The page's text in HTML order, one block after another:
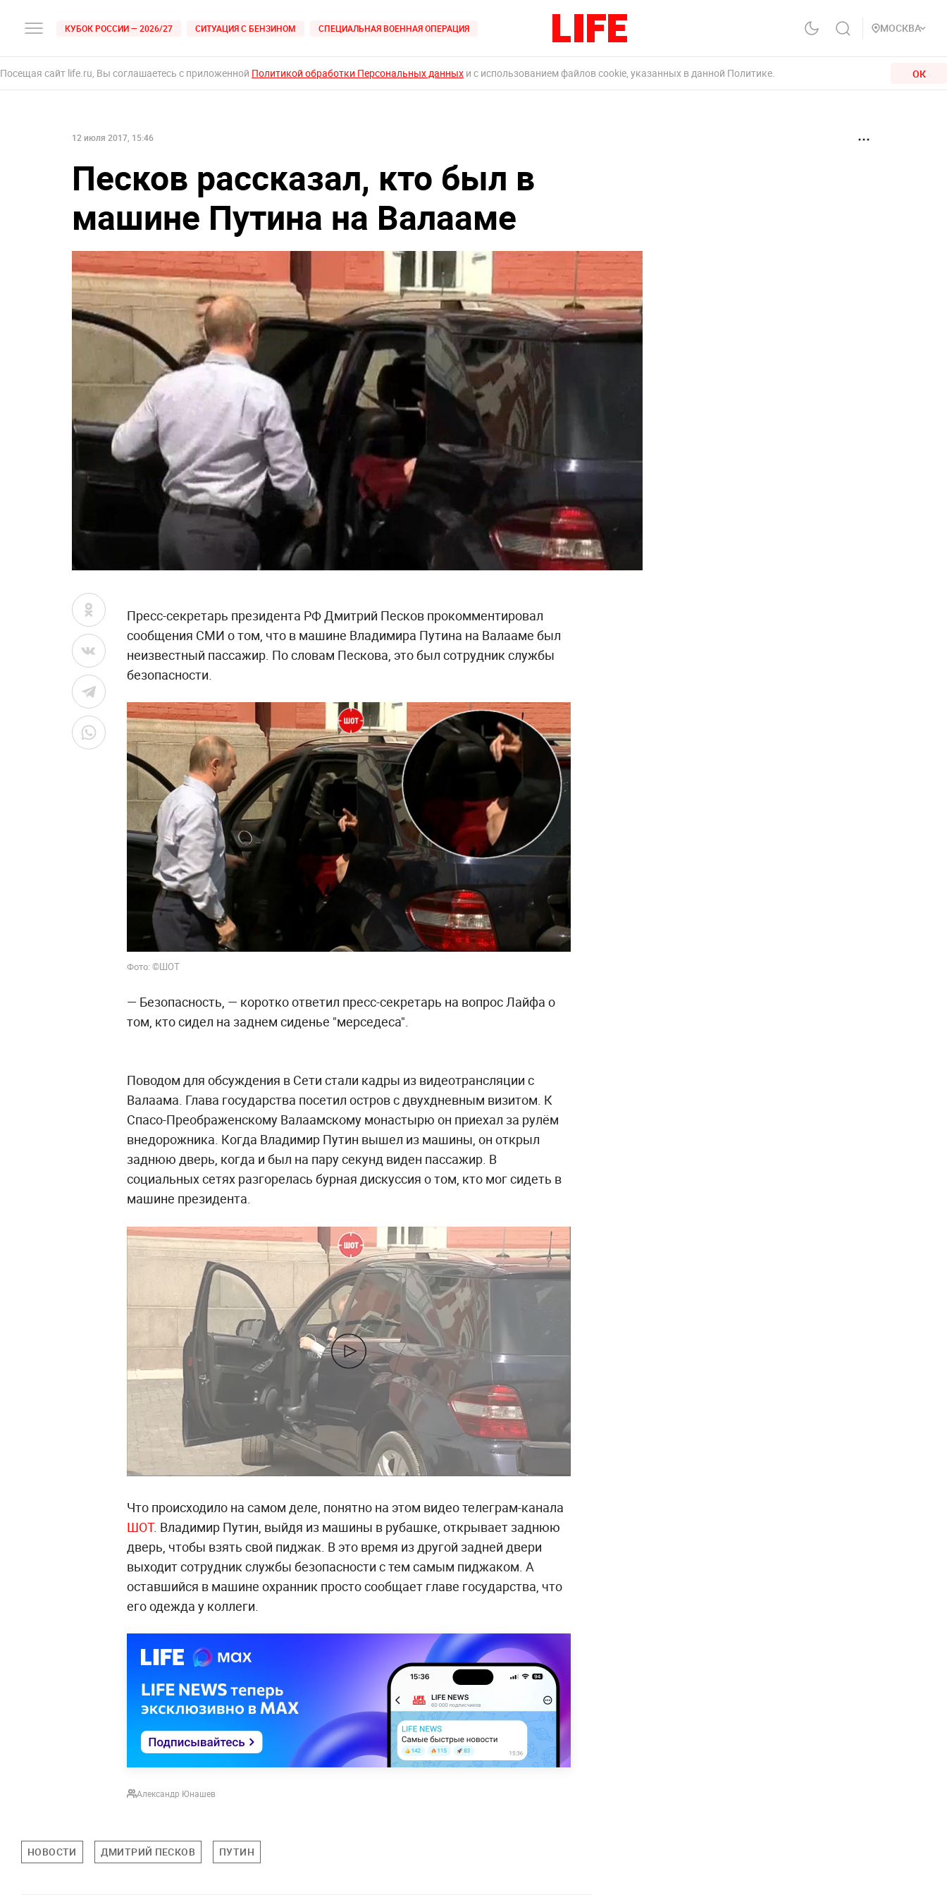
КУБОК РОССИИ — 2026/27 СИТУАЦИЯ С БЕНЗИНОМ СПЕЦИАЛЬНАЯ ВОЕННАЯ ОПЕРАЦИЯ МОСКВА
Посещая сайт life.ru, Вы соглашаетесь с приложенной Политикой обработки Персональных данных и с использованием файлов cookie, указанных в данной Политике. ОК
12 июля 2017, 15:46
Песков рассказал, кто был в
машине Путина на Валааме
Пресс-секретарь президента РФ Дмитрий Песков прокомментировал
сообщения СМИ о том, что в машине Владимира Путина на Валааме был
неизвестный пассажир. По словам Пескова, это был сотрудник службы
безопасности.
Фото: ©ШОТ
— Безопасность, — коротко ответил пресс-секретарь на вопрос Лайфа о
том, кто сидел на заднем сиденье "мерседеса".
Поводом для обсуждения в Сети стали кадры из видеотрансляции с
Валаама. Глава государства посетил остров с двухдневным визитом. К
Спасо-Преображенскому Валаамскому монастырю он приехал за рулём
внедорожника. Когда Владимир Путин вышел из машины, он открыл
заднюю дверь, когда и был на пару секунд виден пассажир. В
социальных сетях разгорелась бурная дискуссия о том, кто мог сидеть в
машине президента.
Что происходило на самом деле, понятно на этом видео телеграм-канала
ШОТ. Владимир Путин, выйдя из машины в рубашке, открывает заднюю
дверь, чтобы взять свой пиджак. В это время из другой задней двери
выходит сотрудник службы безопасности с тем самым пиджаком. А
оставшийся в машине охранник просто сообщает главе государства, что
его одежда у коллеги.
Александр Юнашев
НОВОСТИ ДМИТРИЙ ПЕСКОВ ПУТИН